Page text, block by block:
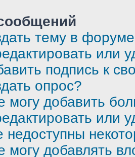
тему в
или
подпись к
опрос?
могу добавить
или
недоступны
могу добавлять